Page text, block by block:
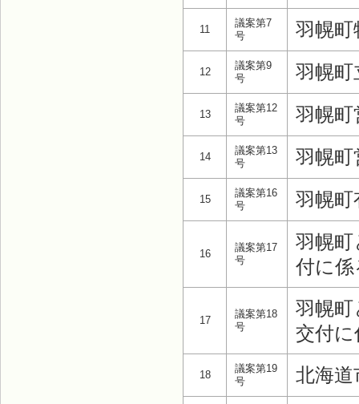
11
議案第7
号
羽幌町
12
議案第9
号
羽幌町
13
議案第12
号
羽幌町
14
議案第13
号
羽幌町
15
議案第16
号
羽幌町
16
議案第17
号
羽幌
付に
17
議案第18
号
羽幌
交付
18
議案第19
号
北海道